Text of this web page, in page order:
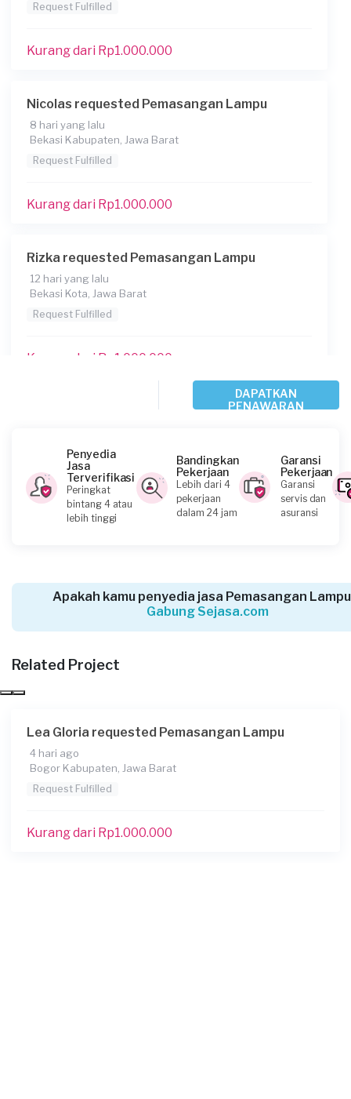
Request Fulfilled
Kurang dari Rp1.000.000
Nicolas requested Pemasangan Lampu
8 hari yang lalu
Bekasi Kabupaten, Jawa Barat
Request Fulfilled
Kurang dari Rp1.000.000
Rizka requested Pemasangan Lampu
12 hari yang lalu
Bekasi Kota, Jawa Barat
Request Fulfilled
Kurang dari Rp1.000.000
Amanda requested Pemasangan Lampu
Depok, Jawa Barat
Request Fulfilled
Depok, Jawa Barat
Request Fulfilled
Bandung, Jawa Barat
Request Fulfilled
Wilda requested Pemasangan Lampu
DAPATKAN
PENAWARAN
Penyedia
Jasa
Terverifikasi
Peringkat
bintang 4 atau
lebih tinggi
Bandingkan
Pekerjaan
Lebih dari 4
pekerjaan
dalam 24 jam
Garansi
Pekerjaan
Garansi
servis dan
asuransi
Apakah kamu penyedia jasa Pemasangan
Gabung Sejasa.com
Related Project
Lea Gloria requested Pemasangan Lampu
4 hari ago
Bogor Kabupaten, Jawa Barat
Request Fulfilled
Kurang dari Rp1.000.000